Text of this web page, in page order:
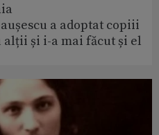
a adoptat copiii
alții și i-a mai făcut și el